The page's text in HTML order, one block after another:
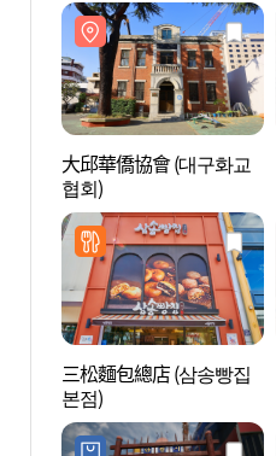
大邱華僑協會 (대구화교
협회)
三松麵包總店 (삼송빵집
본점)